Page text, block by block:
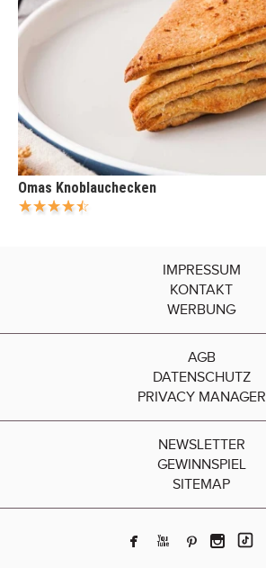
Omas Knoblauchecken
IMPRESSUM
KONTAKT
WERBUNG
AGB
DATENSCHUTZ
PRIVACY MANAGER
NEWSLETTER
GEWINNSPIEL
SITEMAP